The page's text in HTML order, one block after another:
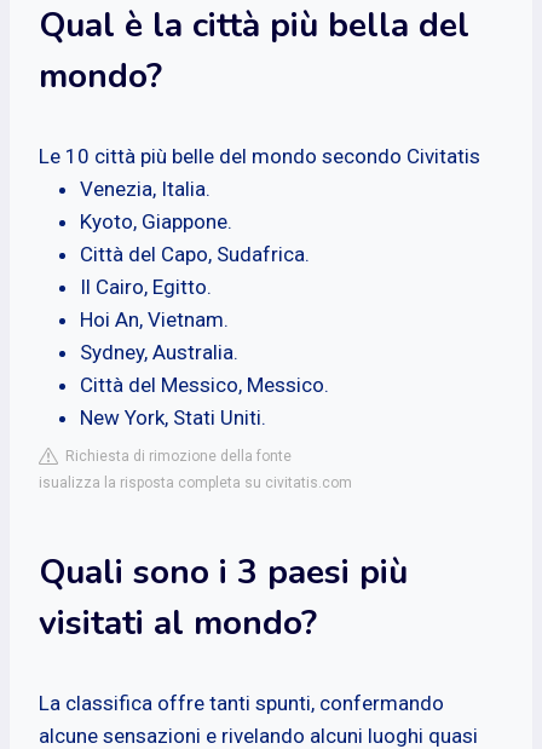
Qual è la città più bella del
mondo?
Le 10 città più belle del mondo secondo Civitatis
Venezia, Italia.
Kyoto, Giappone.
Città del Capo, Sudafrica.
Il Cairo, Egitto.
Hoi An, Vietnam.
Sydney, Australia.
Città del Messico, Messico.
New York, Stati Uniti.
Richiesta di rimozione della fonte
isualizza la risposta completa su civitatis.com
Quali sono i 3 paesi più
visitati al mondo?
La classifica offre tanti spunti, confermando
alcune sensazioni e rivelando alcuni luoghi quasi